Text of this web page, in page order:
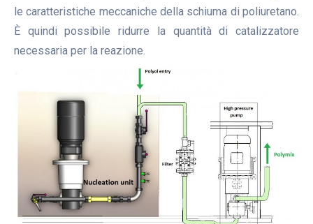
le caratteristiche meccaniche della schiuma di poliuretano.
È quindi possibile ridurre la quantità di catalizzatore
necessaria per la reazione.